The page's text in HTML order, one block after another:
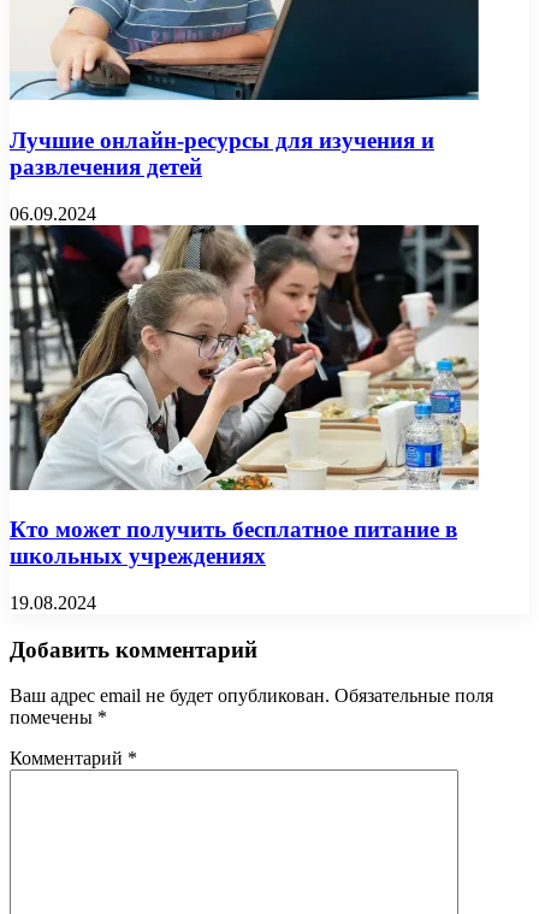
Лучшие онлайн-ресурсы для изучения и
развлечения детей
06.09.2024
Кто может получить бесплатное питание в
школьных учреждениях
19.08.2024
Добавить комментарий
Ваш адрес email не будет опубликован. Обязательные поля
помечены *
Комментарий *